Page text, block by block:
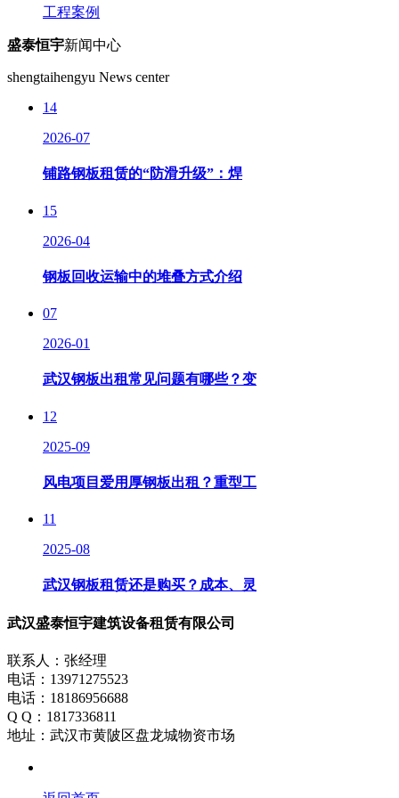
工程案例
盛泰恒宇新闻中心
shengtaihengyu News center
14
2026-07
铺路钢板租赁的“防滑升级”：焊
15
2026-04
钢板回收运输中的堆叠方式介绍
07
2026-01
武汉钢板出租常见问题有哪些？变
12
2025-09
风电项目爱用厚钢板出租？重型工
11
2025-08
武汉钢板租赁还是购买？成本、灵
武汉盛泰恒宇建筑设备租赁有限公司
联系人：张经理
电话：13971275523
电话：18186956688
Q Q：1817336811
地址：武汉市黄陂区盘龙城物资市场